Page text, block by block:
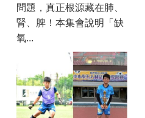
問題，真正根源藏在肺、
腎、脾！本集會說明「缺
氧...